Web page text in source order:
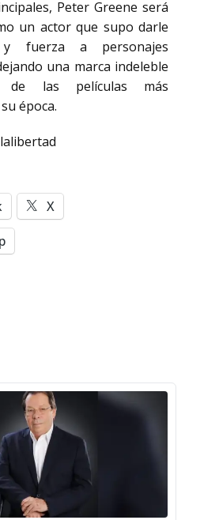
Peter Greene será
un actor que supo darle
y fuerza a personajes
una marca indeleble
de las películas más
época.
X